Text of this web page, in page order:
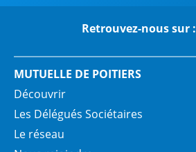
Retrouvez-nous sur :
MUTUELLE DE POITIERS
Découvrir
Les Délégués Sociétaires
Le réseau